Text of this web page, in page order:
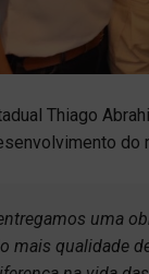
Thiago
do
uma
mais qualidade